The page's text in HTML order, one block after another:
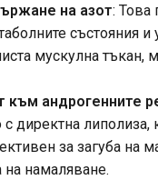
на азот: Това
състояния
мускулна тъкан,
към андрогенните
директна липолиза,
за загуба на
на намаляване.